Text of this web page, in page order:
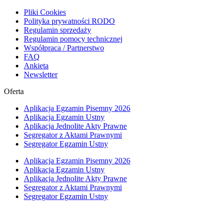
Pliki Cookies
Polityka prywatności RODO
Regulamin sprzedaży
Regulamin pomocy technicznej
Współpraca / Partnerstwo
FAQ
Ankieta
Newsletter
Oferta
Aplikacja Egzamin Pisemny 2026
Aplikacja Egzamin Ustny
Aplikacja Jednolite Akty Prawne
Segregator z Aktami Prawnymi
Segregator Egzamin Ustny
Aplikacja Egzamin Pisemny 2026
Aplikacja Egzamin Ustny
Aplikacja Jednolite Akty Prawne
Segregator z Aktami Prawnymi
Segregator Egzamin Ustny